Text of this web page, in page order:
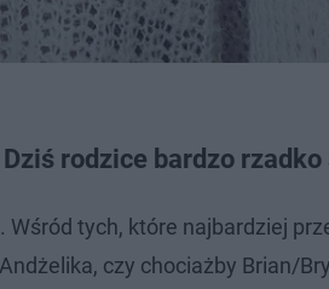
rodzice bardzo
tych, które najbardziej
czy chociażby Brian/